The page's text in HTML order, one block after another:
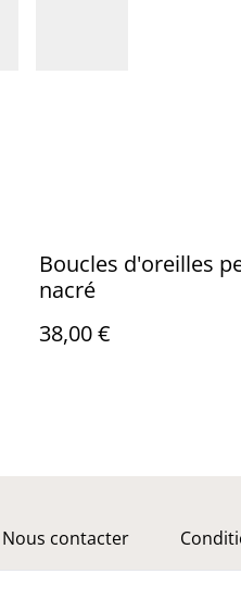
Boucles d'oreilles
nacré
38,00 €
Nous contacter